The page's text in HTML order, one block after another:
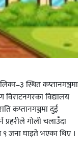
स्थित कप्तानगञ्जमा
विद्यालय
कप्तानगञ्जमा दुई
गोली चलाउँदा
जना घाइते भएका थिए ।